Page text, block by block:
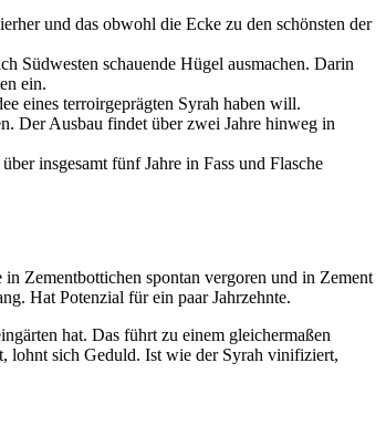
und das obwohl die Ecke zu den schönsten der
Südwesten schauende Hügel ausmachen. Darin
ein.
eines terroirgeprägten Syrah haben will.
Der Ausbau findet über zwei Jahre hinweg in
insgesamt fünf Jahre in Fass und Flasche
Zementbottichen spontan vergoren und in Zement
Hat Potenzial für ein paar Jahrzehnte.
hat. Das führt zu einem gleichermaßen
lohnt sich Geduld. Ist wie der Syrah vinifiziert,